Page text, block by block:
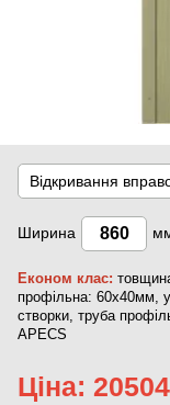
Відкривання
Ширина
Економ клас:
профільна: 60х40мм,
створки, труба
APECS
Ціна: 20504